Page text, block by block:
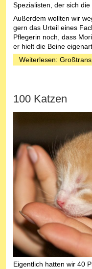
Spezialisten, der sich
Außerdem wollten wir
gern das Urteil eines
Pflegerin noch, dass
er hielt die Beine
Weiterlesen:
100 Katzen
Eigentlich hatten wir 40